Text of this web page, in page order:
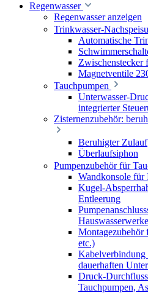
Regenwasser
Regenwasser anzeigen
Trinkwasser-
Automatische
Zwischenstecker
Magnetventile
Tauchpumpen
Unterwasser-
integrierter
Zisternenzubehör:
Beruhigter Zulauf
Überlaufsiphon
Pumpenzubehör für
Wandkonsole für
Kugel-
Entleerung
Hauswasserwerke
Montagezubehör
etc.)
dauerhaften
Druck-
Tauchpumpen,